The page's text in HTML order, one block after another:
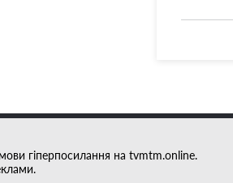
гіперпосилання на tvmtm.online.